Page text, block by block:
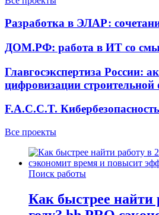
Разработка в ЭЛАР:
ДОМ.РФ: работа в ИТ со
Главгосэкспертиза России:
цифровизации строительной
F.A.C.C.T.
Все проекты
Поиск работы
Как быстрее найти